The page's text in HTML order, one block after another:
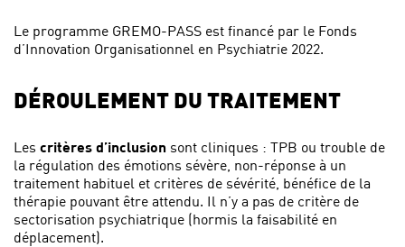
Le programme GREMO-PASS est financé par le Fonds
d’Innovation Organisationnel en Psychiatrie 2022.
DÉROULEMENT DU TRAITEMENT
Les critères d’inclusion sont cliniques : TPB ou trouble de
la régulation des émotions sévère, non-réponse à un
traitement habituel et critères de sévérité, bénéfice de la
thérapie pouvant être attendu. Il n’y a pas de critère de
sectorisation psychiatrique (hormis la faisabilité en
déplacement).